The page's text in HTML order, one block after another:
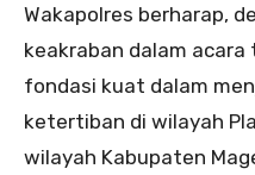
Wakapolres berharap,
keakraban dalam
fondasi kuat dalam
ketertiban di wilayah
wilayah Kabupaten